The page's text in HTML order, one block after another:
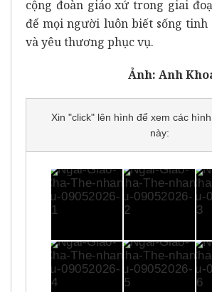
cộng đoàn giáo xứ trong giai
để mọi người luôn biết sống
và yêu thương phục vụ.
Ảnh: Anh
Xin "click" lên hình để xem các
này: